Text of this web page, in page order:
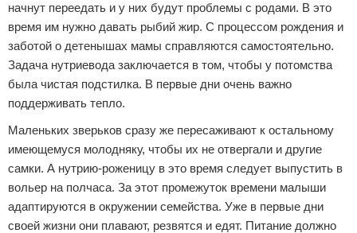
начнут переедать и у них будут проблемы с родами. В это
время им нужно давать рыбий жир. С процессом рождения и
заботой о детенышах мамы справляются самостоятельно.
Задача нутриевода заключается в том, чтобы у потомства
была чистая подстилка. В первые дни очень важно
поддерживать тепло.
Маленьких зверьков сразу же пересаживают к остальному
имеющемуся молодняку, чтобы их не отвергали и другие
самки. А нутрию-роженицу в это время следует выпустить в
вольер на полчаса. За этот промежуток времени малыши
адаптируются в окружении семейства. Уже в первые дни
своей жизни они плавают, резвятся и едят. Питание должно